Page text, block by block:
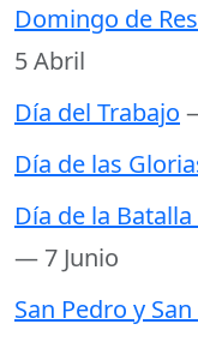
Domingo de
5 Abril
Día del Trabajo
Día de las
Día de la
— 7 Junio
San Pedro y